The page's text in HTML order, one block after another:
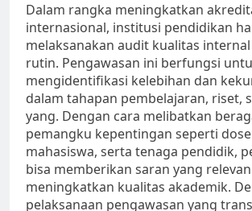
Dalam rangka meningkatkan
internasional, institusi pendidikan
melaksanakan audit kualitas
rutin. Pengawasan ini berfungsi
mengidentifikasi kelebihan dan
dalam tahapan pembelajaran, riset,
yang. Dengan cara melibatkan
pemangku kepentingan seperti
mahasiswa, serta tenaga pendidik,
bisa memberikan saran yang
meningkatkan kualitas akademik.
pelaksanaan pengawasan yang